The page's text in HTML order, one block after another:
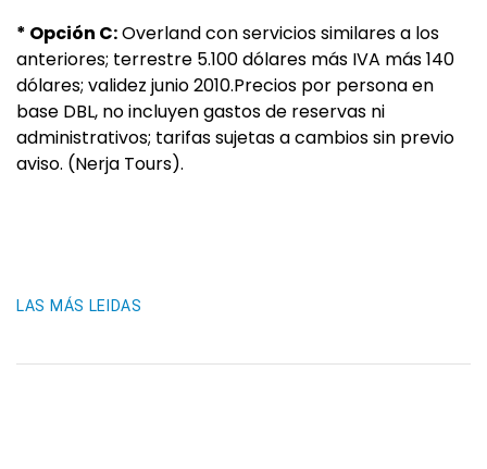
* Opción C:Overland con servicios similares a los
anteriores; terrestre 5.100 dólares más IVA más 140
dólares; validez junio 2010.Precios por persona en
base DBL, no incluyen gastos de reservas ni
administrativos; tarifas sujetas a cambios sin previo
aviso. (Nerja Tours).
LAS MÁS LEIDAS